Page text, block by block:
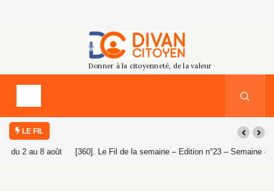
LE FIL
[360]. Le Fil de la semaine – Edition n°23 – Semaine du 26 juillet au 1er